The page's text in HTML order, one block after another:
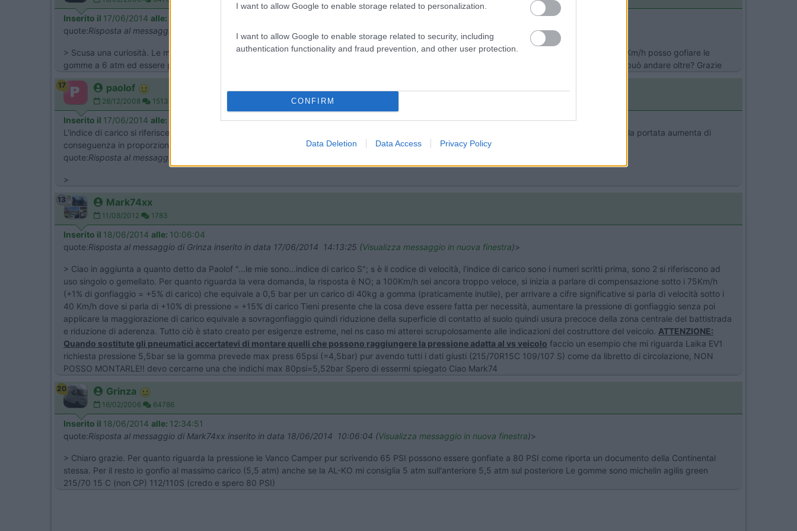
I want to allow Google to enable storage related to personalization.
I want to allow Google to enable storage related to security, including
authentication functionality and fraud prevention, and other user protection.
CONFIRM
Data Deletion Data Access Privacy Policy
Inserito il 17/06/2014 alle:
quote:Risposta al messaggio di Mark74xx inserito in data 16/06/2014 16:21:56 ( >
> Scusa una curiosità. Le mie gomme possono essere gonfiate fino a 5,5 ATM (80 psi) indice di carico S. Questo significa che se non supero 100 Km/h posso gofiare le
gomme a 6 atm ed essere più tranquillo con peso del mezzo in quanto aumento l'indice di carico? Oppure c'è un punto di gonfiaggio dove non si può andare oltre? Grazie
17 paolof
28/12/2008 15131
Inserito il 17/06/2014 alle:
L'indice di carico si riferisce alla massima velocità ammessa dalla omologazione di quella gomma. Viaggiando a veocità inferiore a quella massima la portata aumenta di
conseguenza in proporzione La pressione, se già al massimo, non viene variata
quote:Risposta al messaggio di Grinza inserito in data 17/06/2014 14:13:25 (
>
13 Mark74xx
11/08/2012 1783
Inserito il 18/06/2014 alle: 10:06:04
quote:Risposta al messaggio di Grinza inserito in data 17/06/2014 14:13:25 (Visualizza messaggio in nuova finestra)>
> Ciao in aggiunta a quanto detto da Paolof "...le mie sono...indice di carico S"; s è il codice di velocità, l'indice di carico sono i numeri scritti prima, sono 2 si riferiscono ad
uso singolo o gemellato. Per quanto riguarda la vera domanda, la risposta è NO; a 100Km/h sei ancora troppo veloce, si inizia a parlare di compensazione sotto i 75Km/h
(+1% di gonfiaggio = +5% di carico) che equivale a 0,5 bar per un carico di 40kg a gomma (praticamente inutile), per arrivare a cifre significative si parla di velocità sotto i
40 Km/h dove si parla di +10% di pressione = +15% di carico Tieni presente che la cosa deve essere fatta per necessità, aumentare la pressione di gonfiaggio senza poi
applicare la maggiorazione di carico equivale a sovragonfiaggio quindi riduzione della superficie di contatto al suolo quindi usura precoce della zona centrale del battistrada
e riduzione di aderenza. Tutto ciò è stato creato per esigenze estreme, nel ns caso mi atterei scrupolosamente alle indicazioni del costruttore del veicolo. ATTENZIONE:
Quando sostitute gli pneumatici accertatevi di montare quelli che possono raggiungere la pressione adatta al vs veicolo faccio un esempio che mi riguarda Laika EV1
richiesta pressione 5,5bar se la gomma prevede max press 65psi (=4,5bar) pur avendo tutti i dati giusti (215/70R15C 109/107 S) come da libretto di circolazione, NON
POSSO MONTARLE!! devo cercarne una che indichi max 80psi=5,52bar Spero di essermi spiegato Ciao Mark74
20 Grinza
16/02/2006 64786
Inserito il 18/06/2014 alle: 12:34:51
quote:Risposta al messaggio di Mark74xx inserito in data 18/06/2014 10:06:04 (Visualizza messaggio in nuova finestra)>
> Chiaro grazie. Per quanto riguarda la pressione le Vanco Camper pur scrivendo 65 PSI possono essere gonfiate a 80 PSI come riporta un documento della Continental
stessa. Per il resto io gonfio al massimo carico (5,5 atm) anche se la AL-KO mi consiglia 5 atm sull'anteriore 5,5 atm sul posteriore Le gomme sono michelin agilis green
215/70 15 C (non CP) 112/110S (credo e spero 80 PSI)